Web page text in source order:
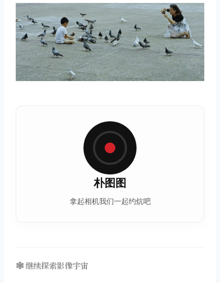
朴图图
拿起相机我们一起约炕吧
🕸️ 继续探索影像宇宙